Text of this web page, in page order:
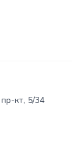
кт, 5/34